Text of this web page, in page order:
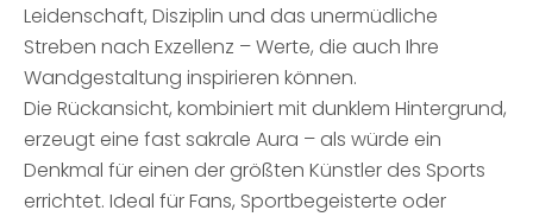
Leidenschaft, Disziplin und das unermüdliche
Streben nach Exzellenz – Werte, die auch Ihre
Wandgestaltung inspirieren können.
Die Rückansicht, kombiniert mit dunklem Hintergrund,
erzeugt eine fast sakrale Aura – als würde ein
Denkmal für einen der größten Künstler des Sports
errichtet. Ideal für Fans, Sportbegeisterte oder